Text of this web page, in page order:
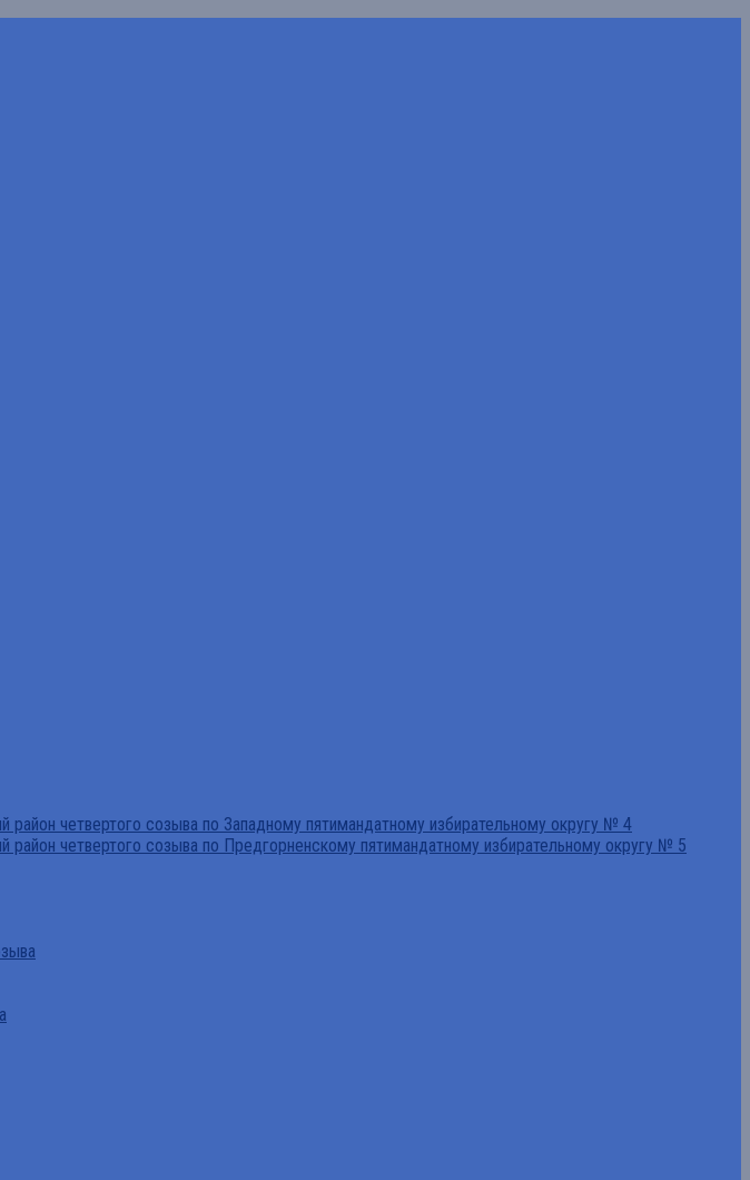
четвертого созыва по Западному пятимандатному избирательному округу № 4
четвертого созыва по Предгорненскому пятимандатному избирательному округу № 5